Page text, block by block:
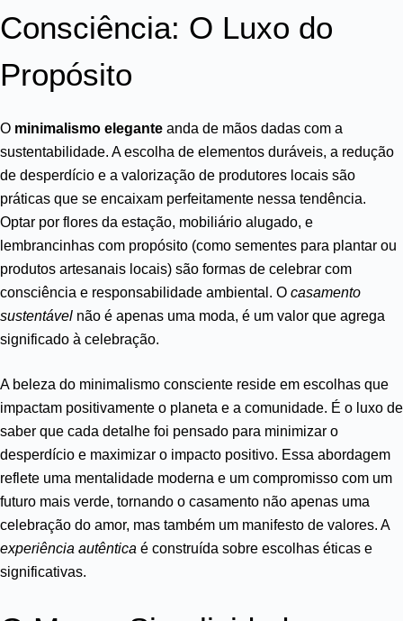
Consciência: O Luxo do
Propósito
O minimalismo elegante anda de mãos dadas com a
sustentabilidade. A escolha de elementos duráveis, a redução
de desperdício e a valorização de produtores locais são
práticas que se encaixam perfeitamente nessa tendência.
Optar por flores da estação, mobiliário alugado, e
lembrancinhas com propósito (como sementes para plantar ou
produtos artesanais locais) são formas de celebrar com
consciência e responsabilidade ambiental. O casamento
sustentável não é apenas uma moda, é um valor que agrega
significado à celebração.
A beleza do minimalismo consciente reside em escolhas que
impactam positivamente o planeta e a comunidade. É o luxo de
saber que cada detalhe foi pensado para minimizar o
desperdício e maximizar o impacto positivo. Essa abordagem
reflete uma mentalidade moderna e um compromisso com um
futuro mais verde, tornando o casamento não apenas uma
celebração do amor, mas também um manifesto de valores. A
experiência autêntica é construída sobre escolhas éticas e
significativas.